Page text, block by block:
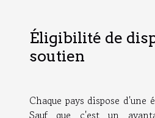
Éligibilité de
soutien
Chaque pays dispose